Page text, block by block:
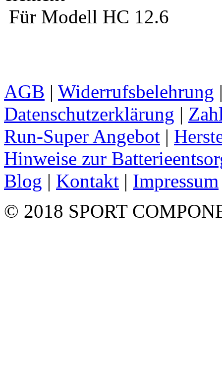
Für Modell HC 12.6
AGB | Widerrufsbelehrung
Datenschutzerklärung |
Run-Super Angebot |
Hinweise zur
Blog | Kontakt | Impressum
© 2018 SPORT